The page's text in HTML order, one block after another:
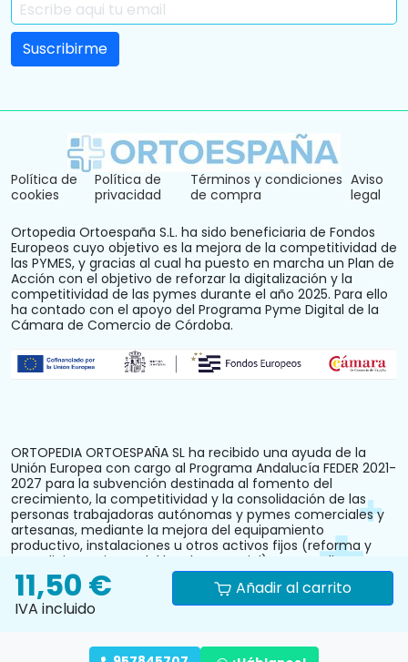
Política de
cookies
Política de
privacidad
Términos y condiciones
de compra
Aviso
legal
Ortopedia Ortoespaña S.L. ha sido beneficiaria de Fondos
Europeos cuyo objetivo es la mejora de la competitividad de
las PYMES, y gracias al cual ha puesto en marcha un Plan de
Acción con el objetivo de reforzar la digitalización y la
competitividad de las pymes durante el año 2025. Para ello
ha contado con el apoyo del Programa Pyme Digital de la
Cámara de Comercio de Córdoba.
ORTOPEDIA ORTOESPAÑA SL ha recibido una ayuda de la
Unión Europea con cargo al Programa Andalucía FEDER 2021-
2027 para la subvención destinada al fomento del
crecimiento, la competitividad y la consolidación de las
personas trabajadoras autónomas y pymes comerciales y
artesanas, mediante la mejora del equipamiento
productivo, instalaciones u otros activos fijos (reforma y
acondicionamiento del local comercial). N.º Expediente:
PYM242024CO000000028.
11,50 €
IVA incluido
Añadir al carrito